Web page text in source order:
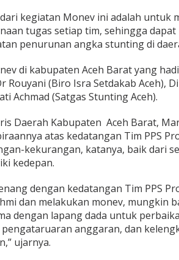
kegiatan Monev ini adalah untuk
tugas setiap tim, sehingga
penurunan angka stunting di
di kabupaten Aceh Barat yang
Rouyani (Biro Isra Setdakab Aceh),
Achmad (Satgas Stunting Aceh).
Daerah Kabupaten Aceh Barat,
atas kedatangan Tim PPS
kekurangan, katanya, baik dari
kedepan.
dengan kedatangan Tim PPS
dan melakukan monev, mungkin
dengan lapang dada untuk
anggaran, dan
ujarnya.